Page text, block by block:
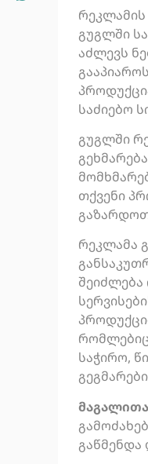
რეკლამის
გუგლში
აძლევს
საძიებო
გუგლში
თქვენი
რეკლამა
შეიძლება
საჭირო,
გაწმენდა